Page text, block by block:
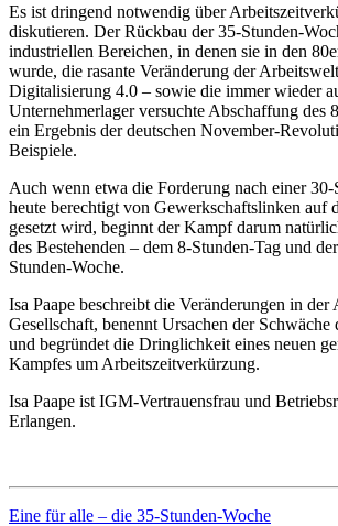
Es ist dringend notwendig über
diskutieren. Der Rückbau der 35-Stunden-
industriellen Bereichen, in denen sie in den
wurde, die rasante Veränderung der
Digitalisierung 4.0 – sowie die immer wieder
Unternehmerlager versuchte Abschaffung des
ein Ergebnis der deutschen November-
Beispiele.
Auch wenn etwa die Forderung nach einer 30-
heute berechtigt von Gewerkschaftslinken auf
gesetzt wird, beginnt der Kampf darum
des Bestehenden – dem 8-Stunden-Tag und
Stunden-Woche.
Isa Paape beschreibt die Veränderungen in
Gesellschaft, benennt Ursachen der Schwäche
und begründet die Dringlichkeit eines neuen
Kampfes um Arbeitszeitverkürzung.
Isa Paape ist IGM-Vertrauensfrau und
Erlangen.
Eine für alle – die 35-Stunden-Woche